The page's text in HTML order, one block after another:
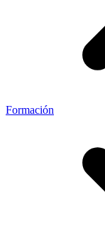
Formación